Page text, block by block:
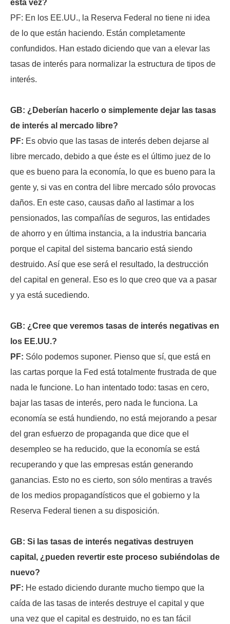
esta vez?
PF: En los EE.UU., la Reserva Federal no tiene ni idea
de lo que están haciendo. Están completamente
confundidos. Han estado diciendo que van a elevar las
tasas de interés para normalizar la estructura de tipos de
interés.
GB: ¿Deberían hacerlo o simplemente dejar las tasas
de interés al mercado libre?
PF: Es obvio que las tasas de interés deben dejarse al
libre mercado, debido a que éste es el último juez de lo
que es bueno para la economía, lo que es bueno para la
gente y, si vas en contra del libre mercado sólo provocas
daños. En este caso, causas daño al lastimar a los
pensionados, las compañías de seguros, las entidades
de ahorro y en última instancia, a la industria bancaria
porque el capital del sistema bancario está siendo
destruido. Así que ese será el resultado, la destrucción
del capital en general. Eso es lo que creo que va a pasar
y ya está sucediendo.
GB: ¿Cree que veremos tasas de interés negativas en
los EE.UU.?
PF: Sólo podemos suponer. Pienso que sí, que está en
las cartas porque la Fed está totalmente frustrada de que
nada le funcione. Lo han intentado todo: tasas en cero,
bajar las tasas de interés, pero nada le funciona. La
economía se está hundiendo, no está mejorando a pesar
del gran esfuerzo de propaganda que dice que el
desempleo se ha reducido, que la economía se está
recuperando y que las empresas están generando
ganancias. Esto no es cierto, son sólo mentiras a través
de los medios propagandísticos que el gobierno y la
Reserva Federal tienen a su disposición.
GB: Si las tasas de interés negativas destruyen
capital, ¿pueden revertir este proceso subiéndolas de
nuevo?
PF: He estado diciendo durante mucho tiempo que la
caída de las tasas de interés destruye el capital y que
una vez que el capital es destruido, no es tan fácil